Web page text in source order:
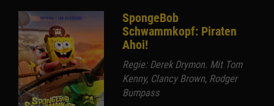
SpongeBob
Schwammkopf: Piraten
Ahoi!
Regie: Derek Drymon. Mit Tom
Kenny, Clancy Brown, Rodger
Bumpass